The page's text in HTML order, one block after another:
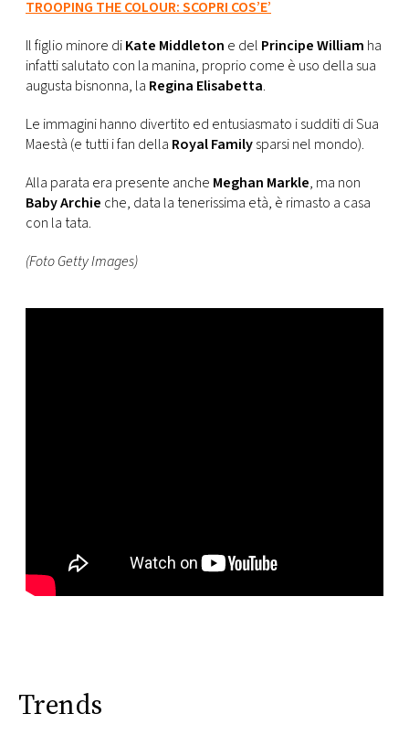
TROOPING THE COLOUR: SCOPRI COS’E’
Il figlio minore diKate Middleton e del Principe William ha
infatti salutato con la manina, proprio come è uso della sua
augusta bisnonna, la Regina Elisabetta.
Le immagini hanno divertito ed entusiasmato i sudditi di Sua
Maestà (e tutti i fan della Royal Familysparsi nel mondo).
Alla parata era presente anche Meghan Markle, ma non
Baby Archie che, data la tenerissima età, è rimasto a casa
con la tata.
(Foto Getty Images)
Trends